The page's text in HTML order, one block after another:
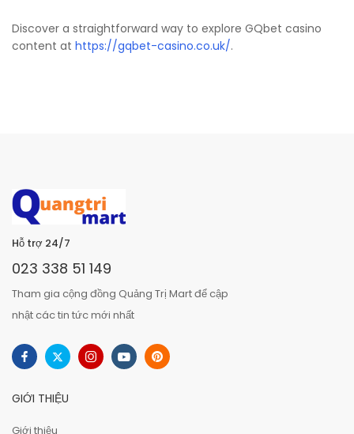
Discover a straightforward way to explore GQbet casino
content at https://gqbet-casino.co.uk/.
Hỗ trợ 24/7
023 338 51 149
Tham gia cộng đồng Quảng Trị Mart để cập
nhật các tin tức mới nhất
GIỚI THIỆU
Giới thiệu